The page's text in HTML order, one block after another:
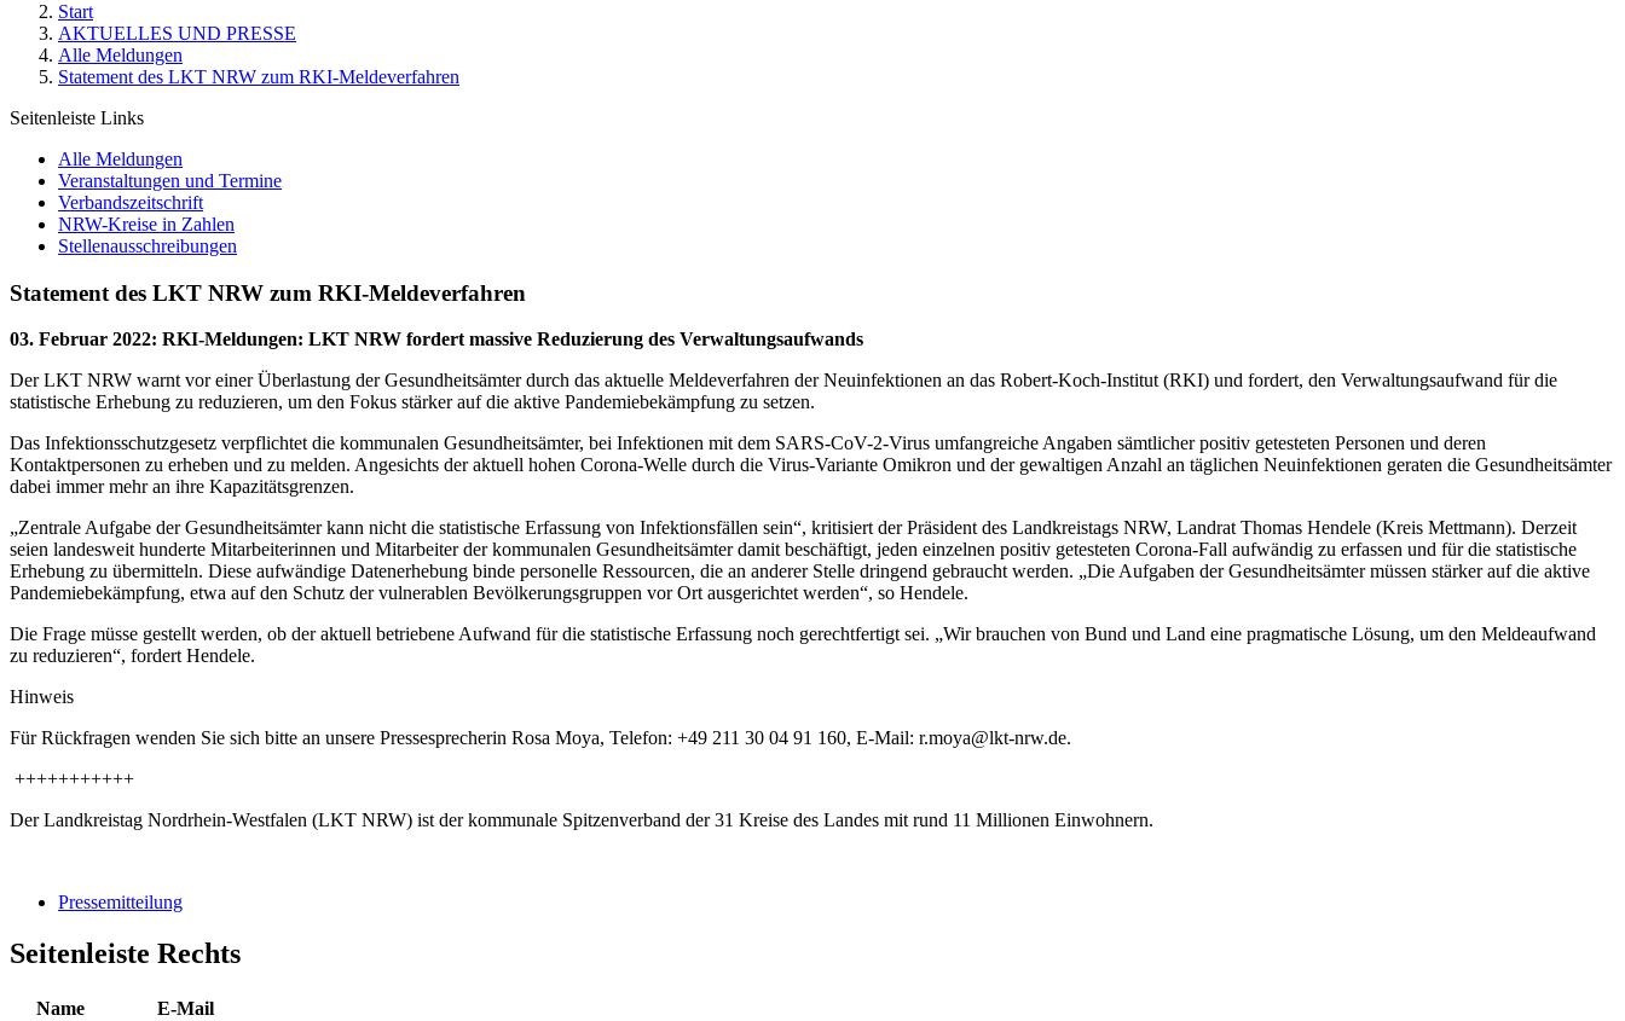
Start
AKTUELLES UND PRESSE
Alle Meldungen
Statement des LKT NRW zum RKI-Meldeverfahren
Seitenleiste Links
Alle Meldungen
Veranstaltungen und Termine
Verbandszeitschrift
NRW-Kreise in Zahlen
Stellenausschreibungen
Statement des LKT NRW zum RKI-Meldeverfahren
03. Februar 2022: RKI-Meldungen: LKT NRW fordert massive Reduzierung des Verwaltungsaufwands
Der LKT NRW warnt vor einer Überlastung der Gesundheitsämter durch das aktuelle Meldeverfahren der Neuinfektionen an das Robert-Koch-Institut (RKI) und fordert, den Verwaltungsaufwand für die
statistische Erhebung zu reduzieren, um den Fokus stärker auf die aktive Pandemiebekämpfung zu setzen.
Das Infektionsschutzgesetz verpflichtet die kommunalen Gesundheitsämter, bei Infektionen mit dem SARS-CoV-2-Virus umfangreiche Angaben sämtlicher positiv getesteten Personen und deren
Kontaktpersonen zu erheben und zu melden. Angesichts der aktuell hohen Corona-Welle durch die Virus-Variante Omikron und der gewaltigen Anzahl an täglichen Neuinfektionen geraten die Gesundheitsämter
dabei immer mehr an ihre Kapazitätsgrenzen.
„Zentrale Aufgabe der Gesundheitsämter kann nicht die statistische Erfassung von Infektionsfällen sein“, kritisiert der Präsident des Landkreistags NRW, Landrat Thomas Hendele (Kreis Mettmann). Derzeit
seien landesweit hunderte Mitarbeiterinnen und Mitarbeiter der kommunalen Gesundheitsämter damit beschäftigt, jeden einzelnen positiv getesteten Corona-Fall aufwändig zu erfassen und für die statistische
Erhebung zu übermitteln. Diese aufwändige Datenerhebung binde personelle Ressourcen, die an anderer Stelle dringend gebraucht werden. „Die Aufgaben der Gesundheitsämter müssen stärker auf die aktive
Pandemiebekämpfung, etwa auf den Schutz der vulnerablen Bevölkerungsgruppen vor Ort ausgerichtet werden“, so Hendele.
Die Frage müsse gestellt werden, ob der aktuell betriebene Aufwand für die statistische Erfassung noch gerechtfertigt sei. „Wir brauchen von Bund und Land eine pragmatische Lösung, um den Meldeaufwand
zu reduzieren“, fordert Hendele.
Hinweis
Für Rückfragen wenden Sie sich bitte an unsere Pressesprecherin Rosa Moya, Telefon: +49 211 30 04 91 160, E-Mail: r.moya@lkt-nrw.de.
+++++++++++
Der Landkreistag Nordrhein-Westfalen (LKT NRW) ist der kommunale Spitzenverband der 31 Kreise des Landes mit rund 11 Millionen Einwohnern.
Pressemitteilung
Seitenleiste Rechts
Name E-Mail